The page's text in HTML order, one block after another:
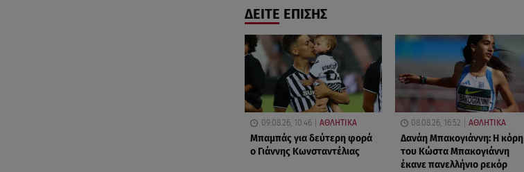
ΔΕΙΤΕ ΕΠΙΣΗΣ
09.08.26, 10:46 ΑΘΛΗΤΙΚΑ
Μπαμπάς για δεύτερη φορά
ο Γιάννης Κωνσταντέλιας
08.08.26, 16:52 ΑΘΛΗΤΙΚΑ
Δανάη Μπακογιάννη: Η κόρη
του Κώστα Μπακογιάννη
έκανε πανελλήνιο ρεκόρ